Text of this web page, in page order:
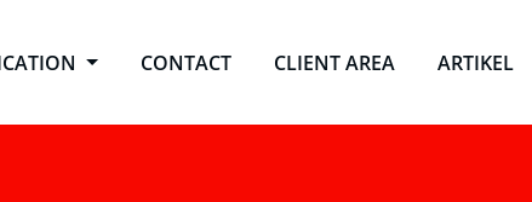
CONTACT CLIENT AREA ARTIKEL